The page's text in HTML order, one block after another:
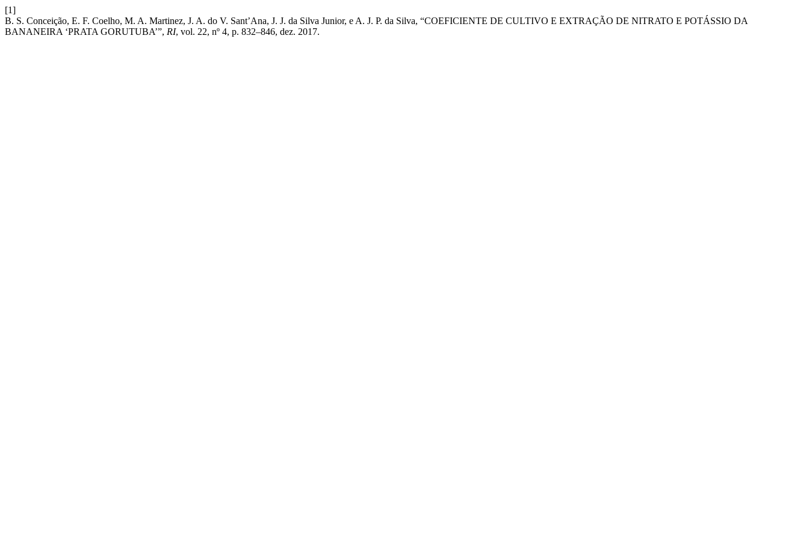
[1]
B. S. Conceição, E. F. Coelho, M. A. Martinez, J. A. do V. Sant’Ana, J. J. da Silva Junior, e A. J. P. da Silva, “COEFICIENTE DE CULTIVO E EXTRAÇÃO DE NITRATO E POTÁSSIO DA
BANANEIRA ‘PRATA GORUTUBA’”, RI, vol. 22, nº 4, p. 832–846, dez. 2017.